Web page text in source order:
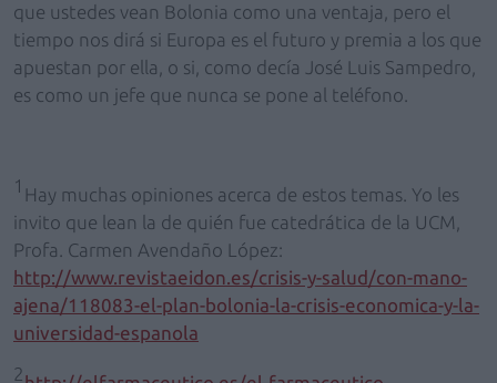
que ustedes vean Bolonia como una ventaja, pero el
tiempo nos dirá si Europa es el futuro y premia a los que
apuestan por ella, o si, como decía José Luis Sampedro,
es como un jefe que nunca se pone al teléfono.
1 Hay muchas opiniones acerca de estos temas. Yo les
invito que lean la de quién fue catedrática de la UCM,
Profa. Carmen Avendaño López:
http://www.revistaeidon.es/crisis-y-salud/con-mano-
ajena/118083-el-plan-bolonia-la-crisis-economica-y-la-
universidad-espanola
2